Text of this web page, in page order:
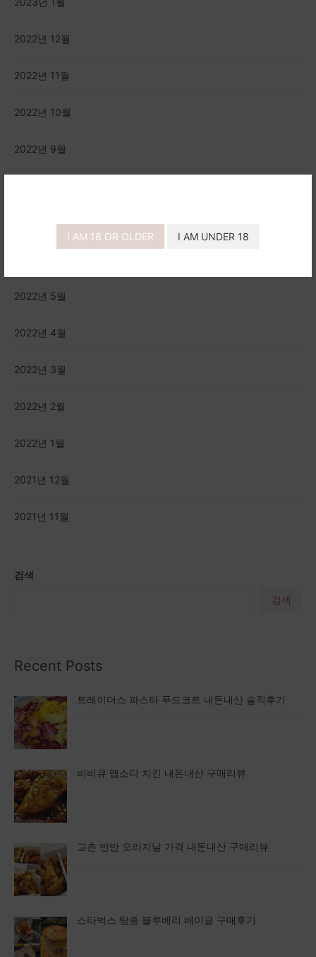
I AM 18 OR OLDER I AM UNDER 18
검색
검색
Recent Posts
트레이더스 파스타 푸드코트 내돈내산 솔직후기
비비큐 맵소디 치킨 내돈내산 구매리뷰
교촌 반반 오리지날 가격 내돈내산 구매리뷰
스타벅스 탕종 블루베리 베이글 구매후기
2022년 12월
2022년 11월
2022년 10월
2022년 9월
2022년 7월
2022년 5월
2022년 4월
2022년 3월
2022년 2월
2022년 1월
2021년 12월
2021년 11월